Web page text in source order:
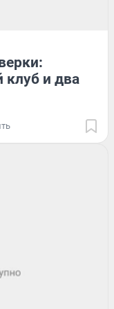
клуб и два